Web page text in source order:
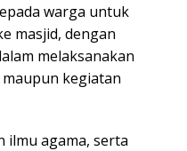
warga untuk
masjid, dengan
melaksanakan
kegiatan
ilmu agama, serta